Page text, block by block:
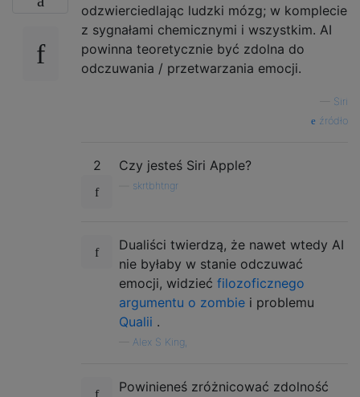
odzwierciedlając ludzki mózg; w komplecie
z sygnałami chemicznymi i wszystkim. AI
powinna teoretycznie być zdolna do
odczuwania / przetwarzania emocji.
Siri
źródło
2 Czy jesteś Siri Apple?
skrtbhtngr
Dualiści twierdzą, że nawet wtedy AI
nie byłaby w stanie odczuwać
emocji, widzieć filozoficznego
argumentu o zombie i problemu
Qualii .
Alex S King,
Powinieneś zróżnicować zdolność